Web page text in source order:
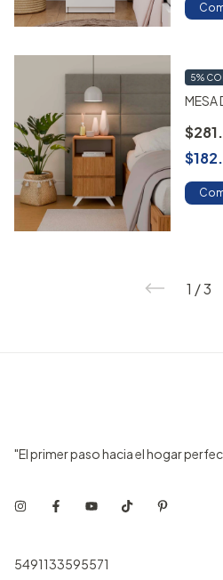
MESA
5%
1 /3
"El primer paso hacia el hogar
5491133595571